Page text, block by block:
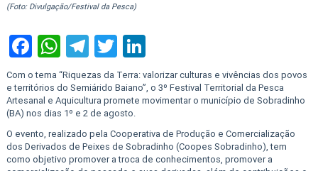
(Foto: Divulgação/Festival da Pesca)
Facebook
WhatsApp
Telegram
Twitter
LinkedIn
Com o tema “Riquezas da Terra: valorizar culturas e vivências dos povos
e territórios do Semiárido Baiano”, o 3º Festival Territorial da Pesca
Artesanal e Aquicultura promete movimentar o município de Sobradinho
(BA) nos dias 1º e 2 de agosto.
O evento, realizado pela Cooperativa de Produção e Comercialização
dos Derivados de Peixes de Sobradinho (Coopes Sobradinho), tem
como objetivo promover a troca de conhecimentos, promover a